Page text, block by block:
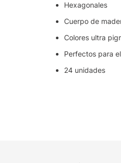
Hexagonales
Cuerpo de
Colores ultra
Perfectos para
24 unidades